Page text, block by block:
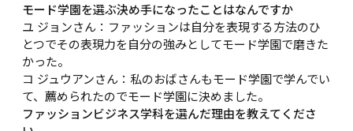
モード学園を選ぶ決め手になったことはなんですか
ユ ジョンさん：ファッションは自分を表現する方法のひ
とつでその表現力を自分の強みとしてモード学園で磨きた
かった。
コ ジュウアンさん：私のおばさんもモード学園で学んでい
て、薦められたのでモード学園に決めました。
ファッションビジネス学科を選んだ理由を教えてくださ